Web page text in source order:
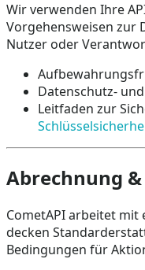
Wir verwenden Ihre
Vorgehensweisen zur
Nutzer oder
Datenschutz-
Leitfaden zur
Abrechnung
CometAPI arbeitet
decken
Bedingungen für